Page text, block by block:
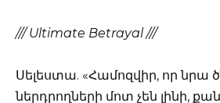
/// Ultimate Betrayal ///
Սելեստա. «Համոզվիր, որ նրա
ներդրողների մոտ չեն լինի,